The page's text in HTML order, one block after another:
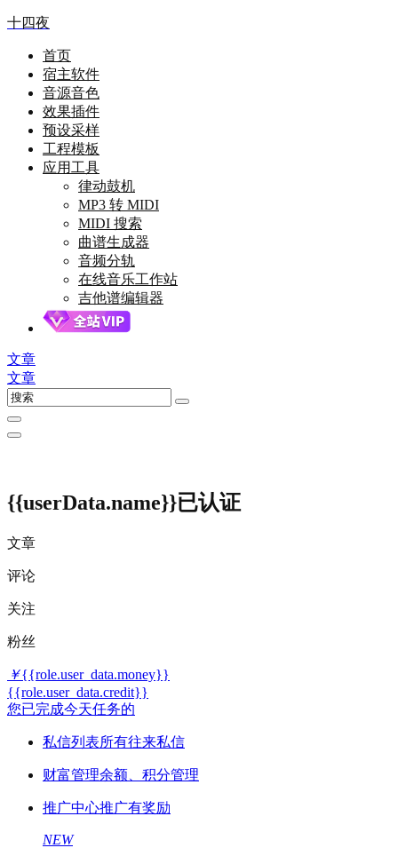
十四夜
首页
宿主软件
音源音色
效果插件
预设采样
工程模板
应用工具
律动鼓机
MP3 转 MIDI
MIDI 搜索
曲谱生成器
音频分轨
在线音乐工作站
吉他谱编辑器
文章
文章
{{userData.name}}已认证
文章
评论
关注
粉丝
￥{{role.user_data.money}}
{{role.user_data.credit}}
您已完成今天任务的
私信列表所有往来私信
财富管理余额、积分管理
推广中心推广有奖励
NEW